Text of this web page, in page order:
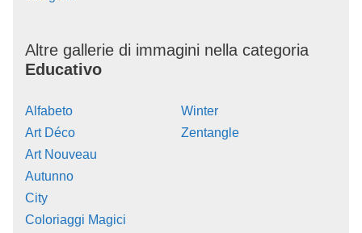
Altre gallerie di immagini nella categoria
Educativo
Alfabeto
Art Déco
Art Nouveau
Autunno
City
Coloriaggi Magici
Winter
Zentangle